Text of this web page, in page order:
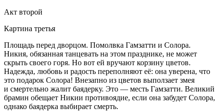
Акт второй
Картина третья
Площадь перед дворцом. Помолвка Гамзатти и Солора.
Никия, обязанная танцевать на этом празднике, не может
скрыть своего горя. Но вот ей вручают корзину цветов.
Надежда, любовь и радость переполняют её: она уверена, что
это подарок Солора! Внезапно из цветов выползает змея
и смертельно жалит баядерку. Это — месть Гамзатти. Великий
брамин обещает Никии противоядие, если она забудет Солора,
однако баядерка выбирает смерть.